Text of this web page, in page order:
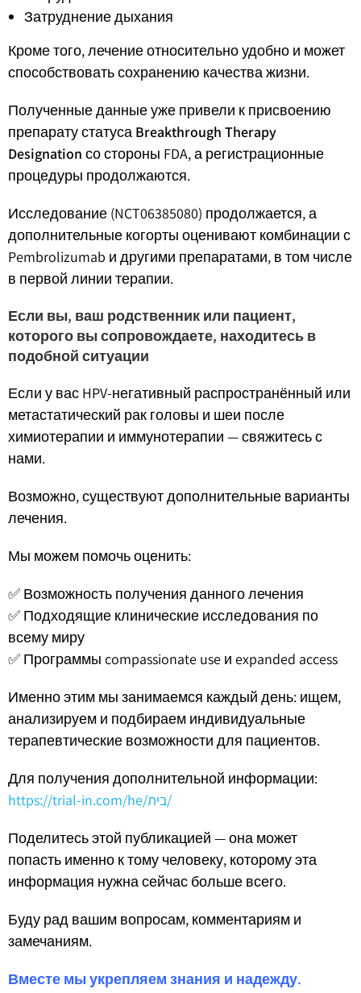
Затруднение дыхания
Кроме того, лечение относительно удобно и может
способствовать сохранению качества жизни.
Полученные данные уже привели к присвоению
препарату статуса Breakthrough Therapy
Designation со стороны FDA, а регистрационные
процедуры продолжаются.
Исследование (NCT06385080) продолжается, а
дополнительные когорты оценивают комбинации с
Pembrolizumab и другими препаратами, в том числе
в первой линии терапии.
Если вы, ваш родственник или пациент,
которого вы сопровождаете, находитесь в
подобной ситуации
Если у вас HPV-негативный распространённый или
метастатический рак головы и шеи после
химиотерапии и иммунотерапии — свяжитесь с
нами.
Возможно, существуют дополнительные варианты
лечения.
Мы можем помочь оценить:
✅ Возможность получения данного лечения
✅ Подходящие клинические исследования по
всему миру
✅ Программы compassionate use и expanded access
Именно этим мы занимаемся каждый день: ищем,
анализируем и подбираем индивидуальные
терапевтические возможности для пациентов.
Для получения дополнительной информации:
https://trial-in.com/he/בית/
Поделитесь этой публикацией — она может
попасть именно к тому человеку, которому эта
информация нужна сейчас больше всего.
Буду рад вашим вопросам, комментариям и
замечаниям.
Вместе мы укрепляем знания и надежду.